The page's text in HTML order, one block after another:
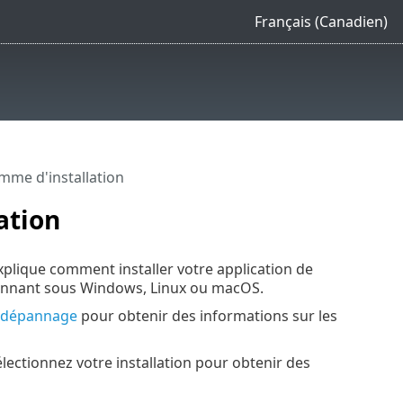
Français (Canadien)
d'installation
comment installer votre application de
sous Windows, Linux ou macOS.
pour obtenir des informations sur les
votre installation pour obtenir des